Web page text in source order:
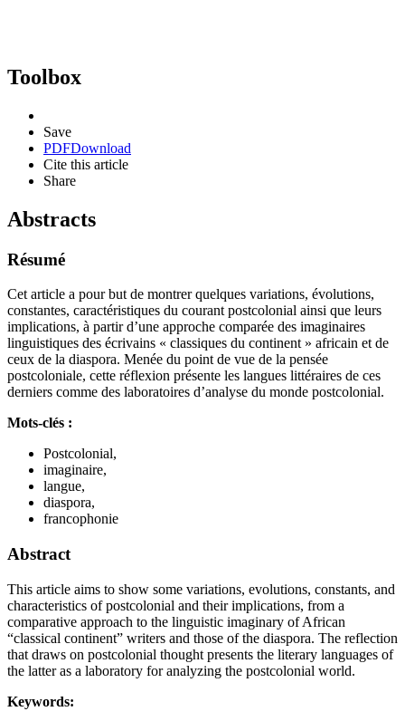
Toolbox
Save
PDFDownload
Cite this article
Share
Abstracts
Résumé
Cet article a pour but de montrer quelques variations, évolutions,
constantes, caractéristiques du courant postcolonial ainsi que leurs
implications, à partir d’une approche comparée des imaginaires
linguistiques des écrivains « classiques du continent » africain et de
ceux de la diaspora. Menée du point de vue de la pensée
postcoloniale, cette réflexion présente les langues littéraires de ces
derniers comme des laboratoires d’analyse du monde postcolonial.
Mots-clés :
Postcolonial,
imaginaire,
langue,
diaspora,
francophonie
Abstract
This article aims to show some variations, evolutions, constants, and
characteristics of postcolonial and their implications, from a
comparative approach to the linguistic imaginary of African
“classical continent” writers and those of the diaspora. The reflection
that draws on postcolonial thought presents the literary languages of
the latter as a laboratory for analyzing the postcolonial world.
Keywords: